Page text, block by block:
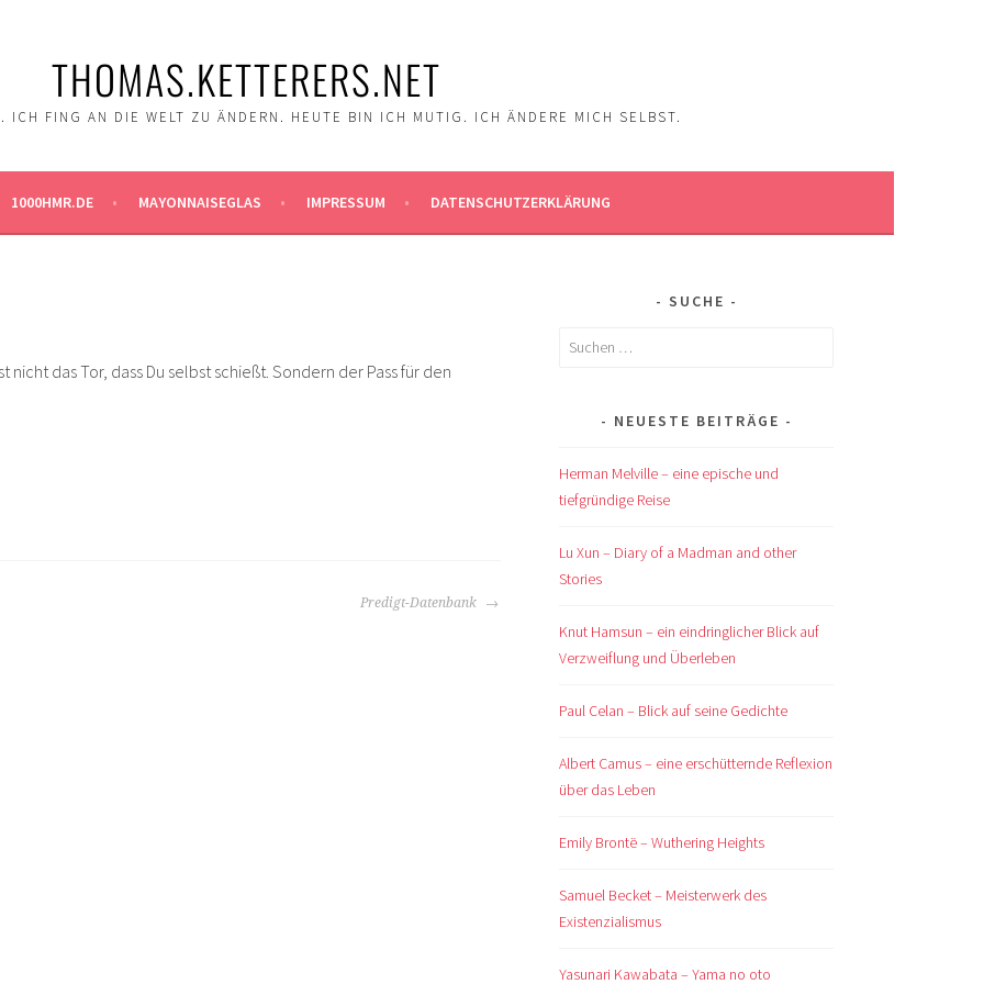
THOMAS.KETTERERS.NET
ICH FING AN DIE WELT ZU ÄNDERN. HEUTE BIN ICH MUTIG. ICH ÄNDERE MICH SELBST.
1000HMR.DE MAYONNAISEGLAS IMPRESSUM DATENSCHUTZERKLÄRUNG
nicht das Tor, dass Du selbst schießt. Sondern der Pass für den
Predigt-Datenbank
SUCHE
Suchen
NEUESTE BEITRÄGE
Herman Melville – eine epische und
tiefgründige Reise
Lu Xun – Diary of a Madman and other
Stories
Knut Hamsun – ein eindringlicher Blick auf
Verzweiflung und Überleben
Paul Celan – Blick auf seine Gedichte
Albert Camus – eine erschütternde Reflexion
über das Leben
Emily Brontë – Wuthering Heights
Samuel Becket – Meisterwerk des
Existenzialismus
Yasunari Kawabata – Yama no oto